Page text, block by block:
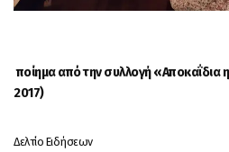
ποίημα από την συλλογή «Αποκαΐδια
2017)
Δελτίο Ειδήσεων